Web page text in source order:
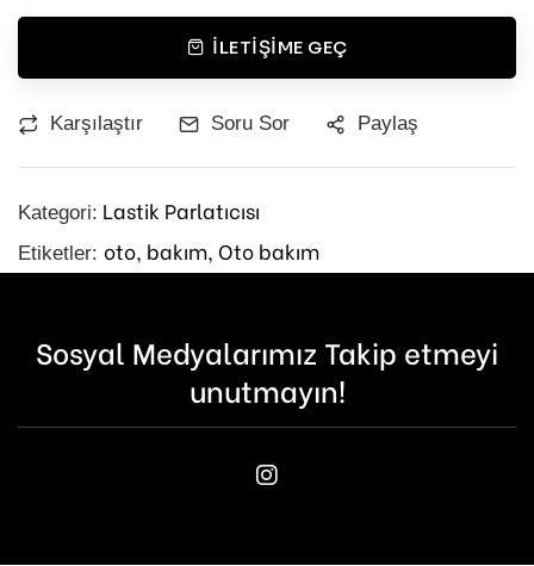
İLETIŞIME GEÇ
Karşılaştır Soru Sor Paylaş
Kategori: Lastik Parlatıcısı
Etiketler: oto, bakım, Oto bakım
Sosyal Medyalarımız Takip etmeyi
unutmayın!